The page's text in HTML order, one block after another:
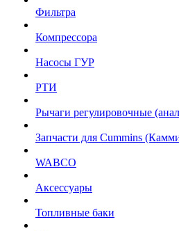
Фильтра
Компрессора
Насосы ГУР
РТИ
Рычаги регулировочные
Запчасти для Cummins
WABCO
Аксессуары
Топливные баки